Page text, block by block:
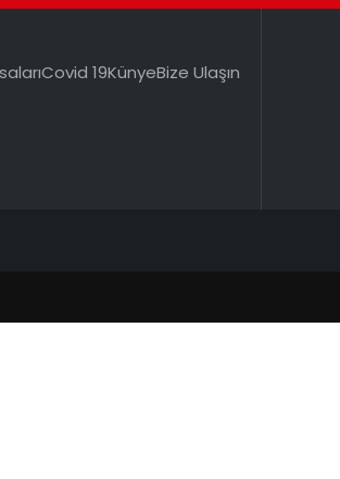
Covid 19KünyeBize Ulaşın